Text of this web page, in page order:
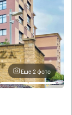
Еще 2 фото